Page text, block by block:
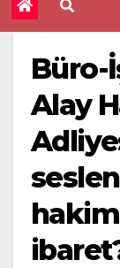
Büro-
Alay
hakim